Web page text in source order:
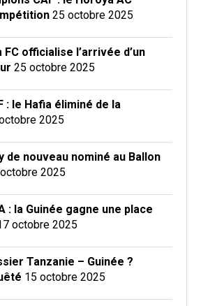
25 octobre 2025
FC officialise l’arrivée d’un
25 octobre 2025
: le Hafia éliminé de la
2025
de nouveau nominé au Ballon
2025
: la Guinée gagne une place
octobre 2025
Tanzanie – Guinée ?
15 octobre 2025